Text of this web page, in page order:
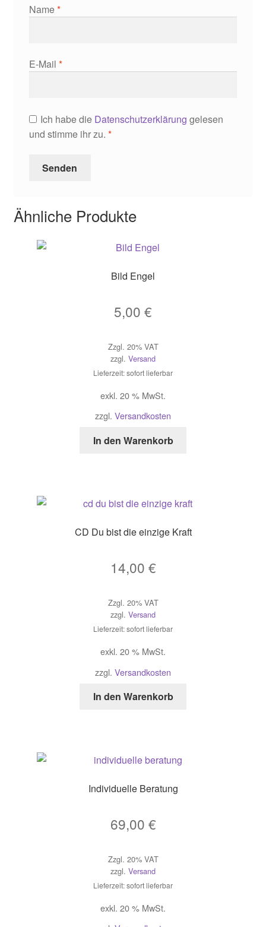
Name*
E-Mail *
Ich habe die Datenschutzerklärung gelesen
und stimme ihr zu. *
Ähnliche Produkte
Bild Engel
5,00 €
Zzgl. 20% VAT
zzgl. Versand
Lieferzeit: sofort lieferbar
exkl. 20 % MwSt.
zzgl. Versandkosten
In den Warenkorb
CD Du bist die einzige Kraft
14,00 €
Zzgl. 20% VAT
zzgl. Versand
Lieferzeit: sofort lieferbar
exkl. 20 % MwSt.
zzgl. Versandkosten
In den Warenkorb
Individuelle Beratung
69,00 €
Zzgl. 20% VAT
zzgl. Versand
Lieferzeit: sofort lieferbar
exkl. 20 % MwSt.